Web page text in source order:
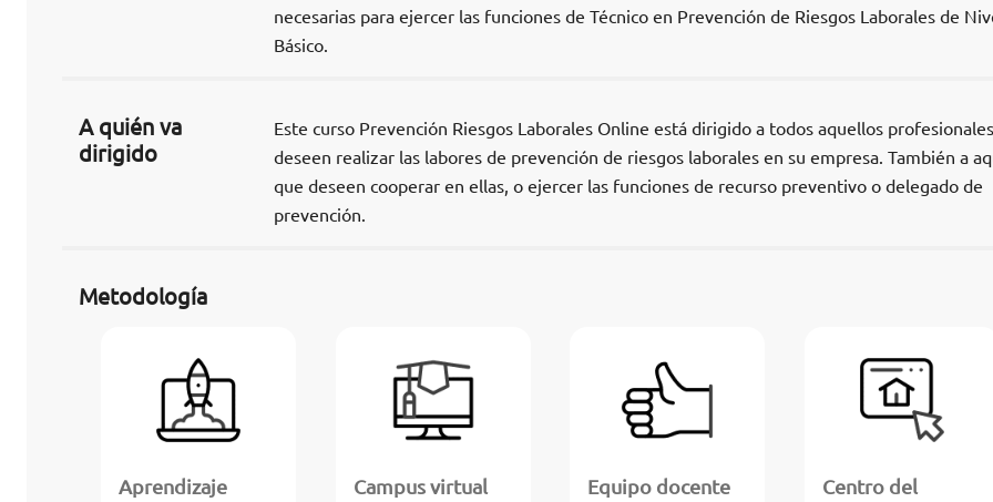
necesarias para ejercer las funciones de Técnico en Prevención de Riesgos Laborales de
Básico.
A quién va
dirigido
Este curso Prevención Riesgos Laborales Online está dirigido a todos aquellos
deseen realizar las labores de prevención de riesgos laborales en su empresa. También a
que deseen cooperar en ellas, o ejercer las funciones de recurso preventivo o delegado de
prevención.
Metodología
Aprendizaje
Campus virtual
Equipo docente
Centro del